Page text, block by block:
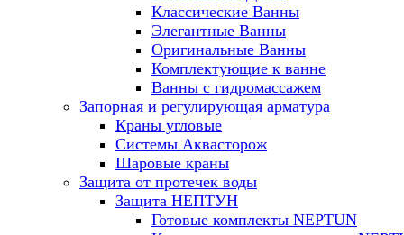
Классические Ванны
Элегантные Ванны
Оригинальные Ванны
Комплектующие к ванне
Ванны с гидромассажем
Запорная и регулирующая арматура
Краны угловые
Системы Аквасторож
Шаровые краны
Защита от протечек воды
Защита НЕПТУН
Готовые комплекты NEPTUN